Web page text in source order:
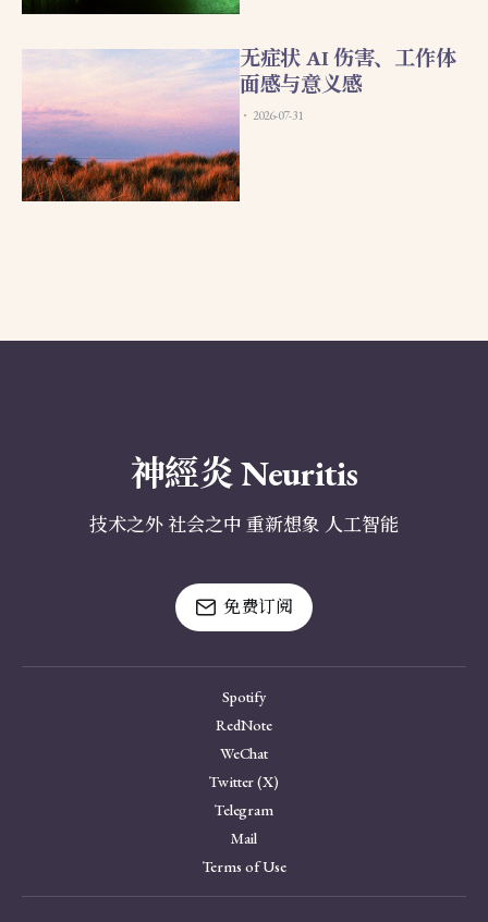
无症状 AI 伤害、工作体
面感与意义感
2026-07-31
神經炎 Neuritis
技术之外 社会之中 重新想象 人工智能
免费订阅
Spotify
RedNote
WeChat
Twitter (X)
Telegram
Mail
Terms of Use